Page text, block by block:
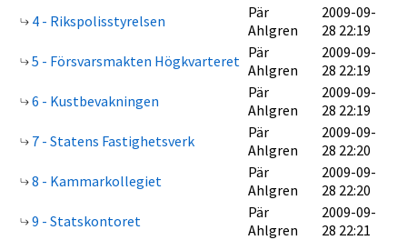
4 - Rikspolisstyrelsen
Pär
Ahlgren
2009-09-
28 22:19
5 - Försvarsmakten Högkvarteret Pär
Ahlgren
2009-09-
28 22:19
6 - Kustbevakningen
Pär
Ahlgren
2009-09-
28 22:19
7 - Statens Fastighetsverk
Pär
Ahlgren
2009-09-
28 22:20
8 - Kammarkollegiet
Pär
Ahlgren
2009-09-
28 22:20
9 - Statskontoret
Pär
Ahlgren
2009-09-
28 22:21